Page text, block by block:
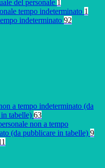
del personale 1
tempo indeterminato 1
indeterminato 92
a tempo indeterminato (da
tabelle) 63
non a tempo
(da pubblicare in tabelle) 9